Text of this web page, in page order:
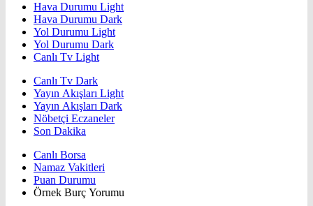
Hava Durumu Light
Hava Durumu Dark
Yol Durumu Light
Yol Durumu Dark
Canlı Tv Light
Canlı Tv Dark
Yayın Akışları Light
Yayın Akışları Dark
Nöbetçi Eczaneler
Son Dakika
Canlı Borsa
Namaz Vakitleri
Puan Durumu
Örnek Burç Yorumu